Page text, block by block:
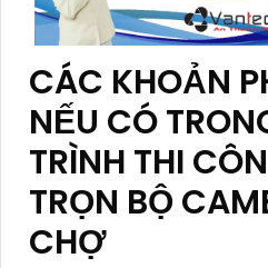
CÁC KHOẢN
NẾU CÓ
TRÌNH THI
TRỌN BỘ
CHỢ